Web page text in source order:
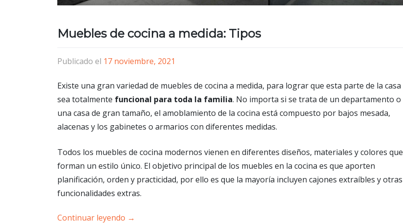
Muebles de cocina a medida: Tipos
Publicado el 17 noviembre, 2021
Existe una gran variedad de muebles de cocina a medida, para lograr que esta parte de la casa
sea totalmente funcional para toda la familia. No importa si se trata de un departamento o
una casa de gran tamaño, el amoblamiento de la cocina está compuesto por bajos mesada,
alacenas y los gabinetes o armarios con diferentes medidas.
Todos los muebles de cocina modernos vienen en diferentes diseños, materiales y colores que
forman un estilo único. El objetivo principal de los muebles en la cocina es que aporten
planificación, orden y practicidad, por ello es que la mayoría incluyen cajones extraíbles y otras
funcionalidades extras.
Continuar leyendo →